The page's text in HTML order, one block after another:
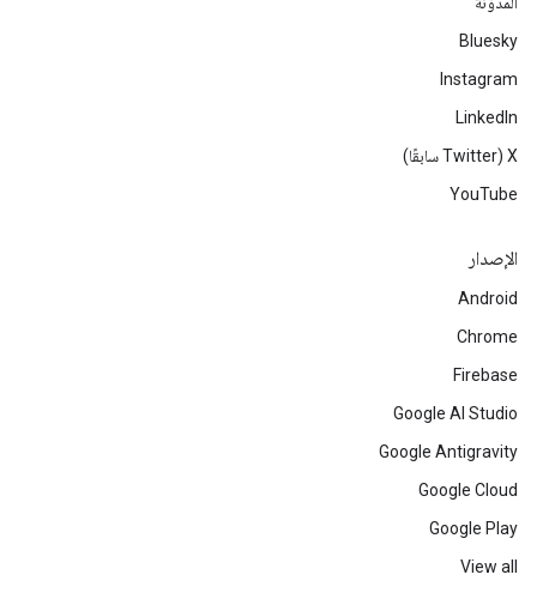
Bluesky
Instagram
LinkedIn
‫X ‏(Twitter سابقًا)
YouTube
الإصدار
Android
Chrome
Firebase
Google AI Studio
Google Antigravity
Google Cloud
Google Play
View all